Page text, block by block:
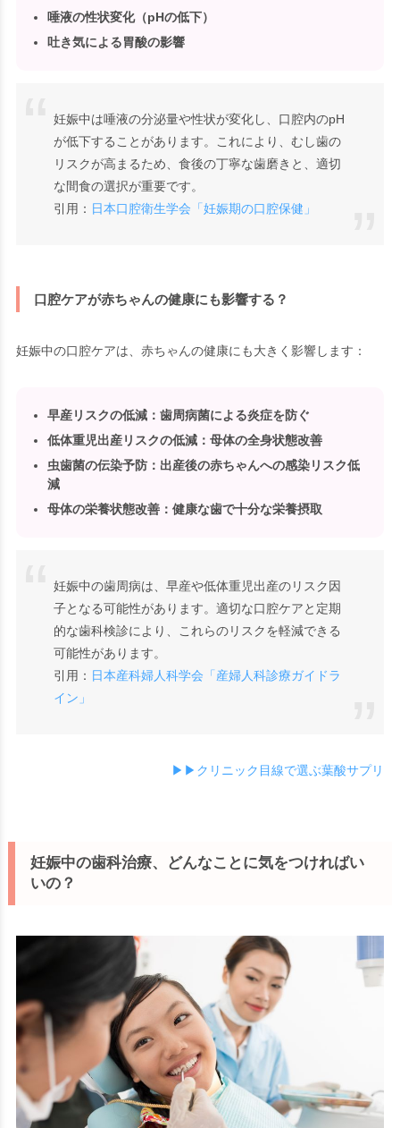
唾液の性状変化（pHの低下）
吐き気による胃酸の影響
妊娠中は唾液の分泌量や性状が変化し、口腔内のpH
が低下することがあります。これにより、むし歯の
リスクが高まるため、食後の丁寧な歯磨きと、適切
な間食の選択が重要です。
引用： 日本口腔衛生学会「妊娠期の口腔保健」
口腔ケアが赤ちゃんの健康にも影響する？
妊娠中の口腔ケアは、赤ちゃんの健康にも大きく影響します：
早産リスクの低減：歯周病菌による炎症を防ぐ
低体重児出産リスクの低減：母体の全身状態改善
虫歯菌の伝染予防：出産後の赤ちゃんへの感染リスク低
減
母体の栄養状態改善：健康な歯で十分な栄養摂取
妊娠中の歯周病は、早産や低体重児出産のリスク因
子となる可能性があります。適切な口腔ケアと定期
的な歯科検診により、これらのリスクを軽減できる
可能性があります。
引用： 日本産科婦人科学会「産婦人科診療ガイドラ
イン」
▶▶クリニック目線で選ぶ葉酸サプリ
妊娠中の歯科治療、どんなことに気をつければい
いの？